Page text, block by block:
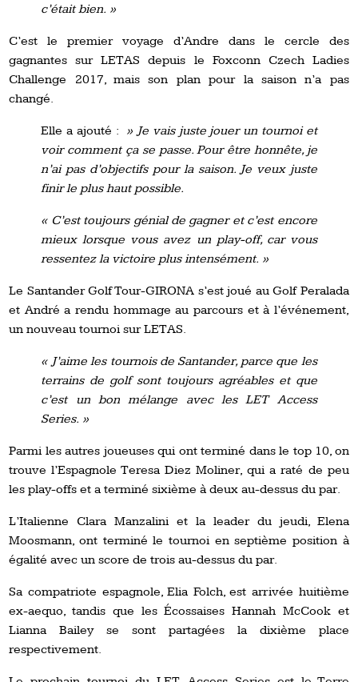
c’était bien. »
C’est le premier voyage d’Andre dans le cercle des
gagnantes sur LETAS depuis le Foxconn Czech Ladies
Challenge 2017, mais son plan pour la saison n’a pas
changé.
Elle a ajouté : » Je vais juste jouer un tournoi et
voir comment ça se passe. Pour être honnête, je
n’ai pas d’objectifs pour la saison. Je veux juste
finir le plus haut possible.
« C’est toujours génial de gagner et c’est encore
mieux lorsque vous avez un play-off, car vous
ressentez la victoire plus intensément. »
Le Santander Golf Tour-GIRONA s’est joué au Golf Peralada
et André a rendu hommage au parcours et à l’événement,
un nouveau tournoi sur LETAS.
« J’aime les tournois de Santander, parce que les
terrains de golf sont toujours agréables et que
c’est un bon mélange avec les LET Access
Series. »
Parmi les autres joueuses qui ont terminé dans le top 10, on
trouve l’Espagnole Teresa Diez Moliner, qui a raté de peu
les play-offs et a terminé sixième à deux au-dessus du par.
L’Italienne Clara Manzalini et la leader du jeudi, Elena
Moosmann, ont terminé le tournoi en septième position à
égalité avec un score de trois au-dessus du par.
Sa compatriote espagnole, Elia Folch, est arrivée huitième
ex-aequo, tandis que les Écossaises Hannah McCook et
Lianna Bailey se sont partagées la dixième place
respectivement.